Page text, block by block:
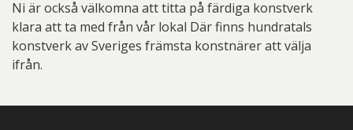
Ni är också välkomna att titta på färdiga konstverk
klara att ta med från vår lokal Där finns hundratals
konstverk av Sveriges främsta konstnärer att välja
ifrån.